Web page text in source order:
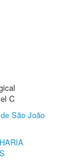
C
São João